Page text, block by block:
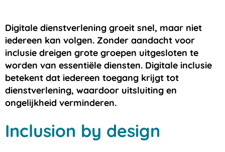
Digitale dienstverlening groeit snel, maar niet
iedereen kan volgen. Zonder aandacht voor
inclusie dreigen grote groepen uitgesloten te
worden van essentiële diensten. Digitale inclusie
betekent dat iedereen toegang krijgt tot
dienstverlening, waardoor uitsluiting en
ongelijkheid verminderen.
Inclusion by design